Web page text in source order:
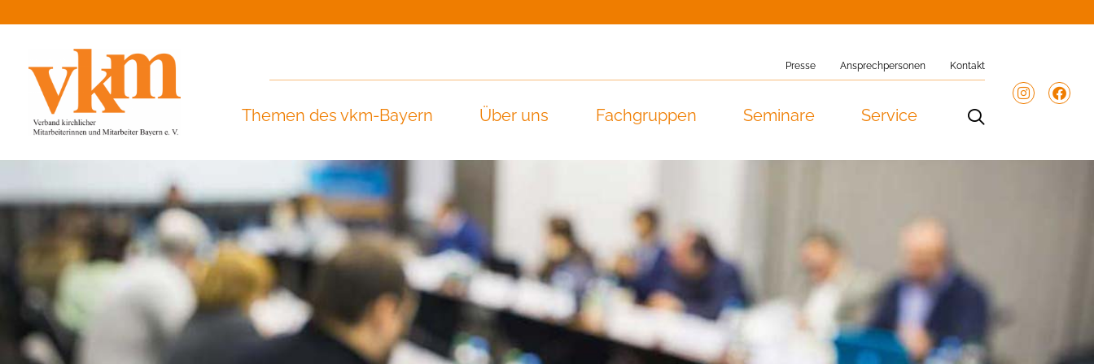
Presse Ansprechpersonen Kontakt
Themen des vkm-Bayern Über uns Fachgruppen Seminare Service